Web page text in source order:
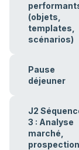
(objets,
templates,
scénarios)
Pause
déjeuner
J2
3 : Analyse
marché,
prospection